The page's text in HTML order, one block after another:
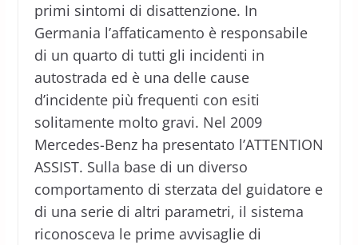
primi sintomi di disattenzione. In
Germania l’affaticamento è responsabile
di un quarto di tutti gli incidenti in
autostrada ed è una delle cause
d’incidente più frequenti con esiti
solitamente molto gravi. Nel 2009
Mercedes-Benz ha presentato l’ATTENTION
ASSIST. Sulla base di un diverso
comportamento di sterzata del guidatore e
di una serie di altri parametri, il sistema
riconosceva le prime avvisaglie di